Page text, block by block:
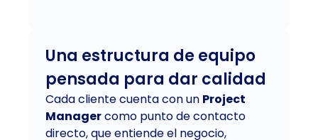
Una estructura de equipo
pensada para dar calidad
Cada cliente cuenta con un Project
Managercomo punto de contacto
directo, que entiende el negocio,